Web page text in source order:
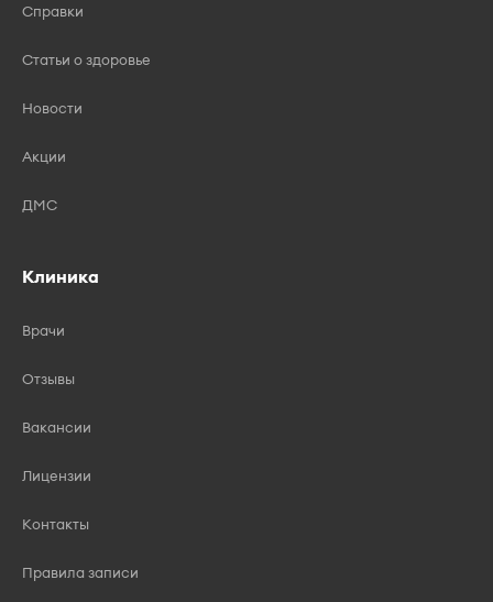
Справки
Статьи о здоровье
Новости
Акции
ДМС
Клиника
Врачи
Отзывы
Вакансии
Лицензии
Контакты
Правила записи